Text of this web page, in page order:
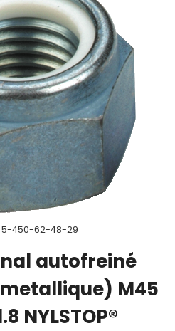
450-62-48-29
autofreiné
M45
NYLSTOP®